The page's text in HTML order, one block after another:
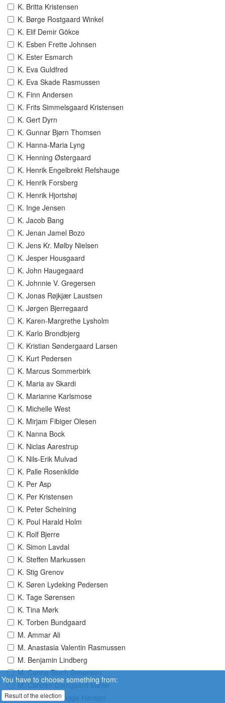
K. Britta Kristensen
K. Børge Rostgaard Winkel
K. Elif Demir Gökce
K. Esben Frette Johnsen
K. Ester Esmarch
K. Eva Guldfred
K. Eva Skade Rasmussen
K. Finn Andersen
K. Frits Simmelsgaard Kristensen
K. Gert Dyrn
K. Gunnar Bjørn Thomsen
K. Hanna-Maria Lyng
K. Henning Østergaard
K. Henrik Engelbrekt Refshauge
K. Henrik Forsberg
K. Henrik Hjortshøj
K. Inge Jensen
K. Jacob Bang
K. Jenan Jamel Bozo
K. Jens Kr. Mølby Nielsen
K. Jesper Housgaard
K. John Haugegaard
K. Johnnie V. Gregersen
K. Jonas Røjkjær Laustsen
K. Jørgen Bjerregaard
K. Karen-Margrethe Lysholm
K. Karlo Brondbjerg
K. Kristian Søndergaard Larsen
K. Kurt Pedersen
K. Marcus Sommerbirk
K. Maria av Skardi
K. Marianne Karlsmose
K. Michelle West
K. Mirjam Fibiger Olesen
K. Nanna Bock
K. Niclas Aarestrup
K. Nils-Erik Mulvad
K. Palle Rosenkilde
K. Per Asp
K. Per Kristensen
K. Peter Scheining
K. Poul Harald Holm
K. Rolf Bjerre
K. Simon Lavdal
K. Steffen Markussen
K. Stig Grenov
K. Søren Lydeking Pedersen
K. Tage Sørensen
K. Tina Mørk
K. Torben Bundgaard
M. Ammar Ali
M. Anastasia Valentin Rasmussen
M. Benjamin Lindberg
M. Carina Bloch Simonsen
M. Carsten Damgaard Møller
M. Charlotte Bagge Hansen
You have to choose something from:
Result of the election